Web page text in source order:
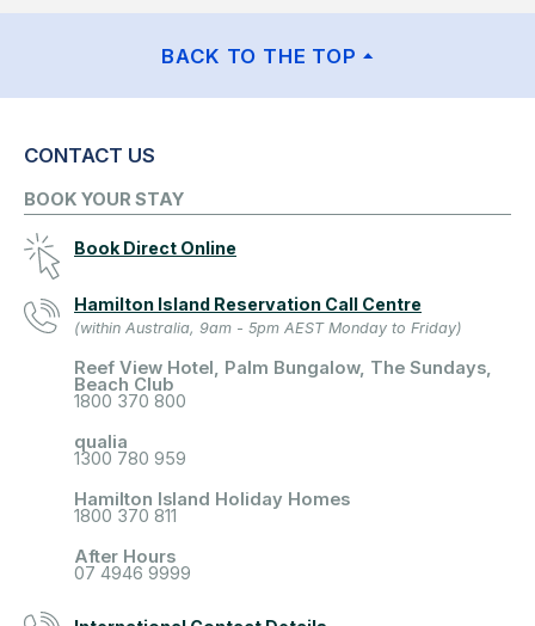
BACK TO THE TOP
CONTACT US
BOOK YOUR STAY
Book Direct Online
Hamilton Island Reservation Call Centre
(within Australia, 9am - 5pm AEST Monday to Friday)
Reef View Hotel, Palm Bungalow, The Sundays,
Beach Club
1800 370 800
qualia
1300 780 959
Hamilton Island Holiday Homes
1800 370 811
After Hours
07 4946 9999